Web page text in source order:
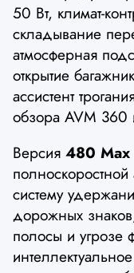
50 Вт, климат-
складывание
атмосферная
открытие
ассистент
обзора AVM 360
Версия 480 Max
систему
дорожных
полосы и угрозе